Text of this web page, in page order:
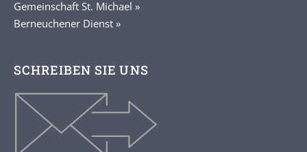
Gemeinschaft St. Michael »
Berneuchener Dienst »
SCHREIBEN SIE UNS